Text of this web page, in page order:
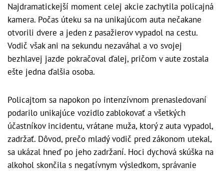
Najdramatickejší moment celej akcie zachytila policajná
kamera. Počas úteku sa na unikajúcom auta nečakane
otvorili dvere a jeden z pasažierov vypadol na cestu.
Vodič však ani na sekundu nezaváhal a vo svojej
bezhlavej jazde pokračoval ďalej, pričom v aute zostala
ešte jedna ďalšia osoba.
Policajtom sa napokon po intenzívnom prenasledovaní
podarilo unikajúce vozidlo zablokovať a všetkých
účastníkov incidentu, vrátane muža, ktorý z auta vypadol,
zadržať. Dôvod, prečo mladý vodič pred zákonom utekal,
sa ukázal hneď po jeho zadržaní. Hoci dychová skúška na
alkohol skončila s negatívnym výsledkom, správanie